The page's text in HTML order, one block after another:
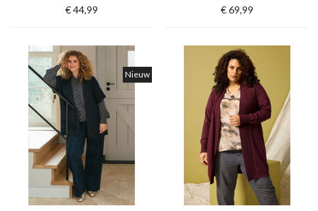
€ 44,99 € 69,99
Nieuw